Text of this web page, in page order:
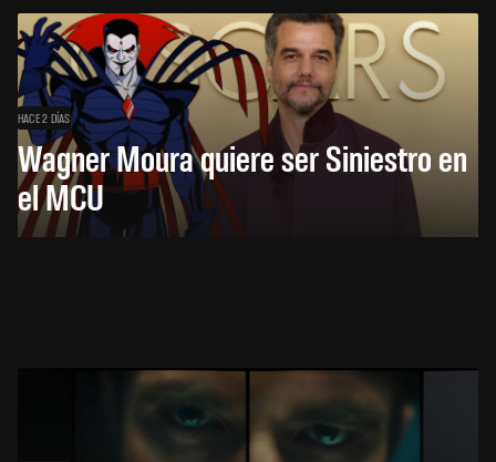
HACE 2 DÍAS
Wagner Moura quiere ser Siniestro en
el MCU